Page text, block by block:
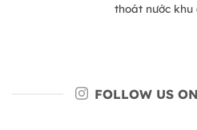
thoát nước
FOLLOW US